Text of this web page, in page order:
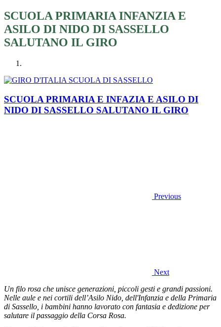
SCUOLA PRIMARIA INFANZIA E
ASILO DI NIDO DI SASSELLO
SALUTANO IL GIRO
SCUOLA PRIMARIA E INFAZIA E ASILO DI
NIDO DI SASSELLO SALUTANO IL GIRO
Previous
Next
Un filo rosa che unisce generazioni, piccoli gesti e grandi passioni.
Nelle aule e nei cortili dell’Asilo Nido, dell'Infanzia e della Primaria
di Sassello , i bambini hanno lavorato con fantasia e dedizione per
salutare il passaggio della Corsa Rosa.